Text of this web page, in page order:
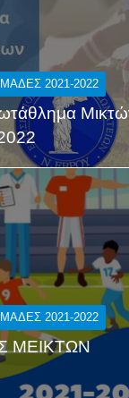
2021-2022
2021-2022
ΜΕΙΚΤΩΝ